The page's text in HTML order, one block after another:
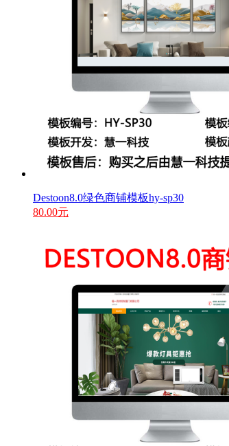
Destoon8.0绿色商铺模板hy-sp30
80.00元